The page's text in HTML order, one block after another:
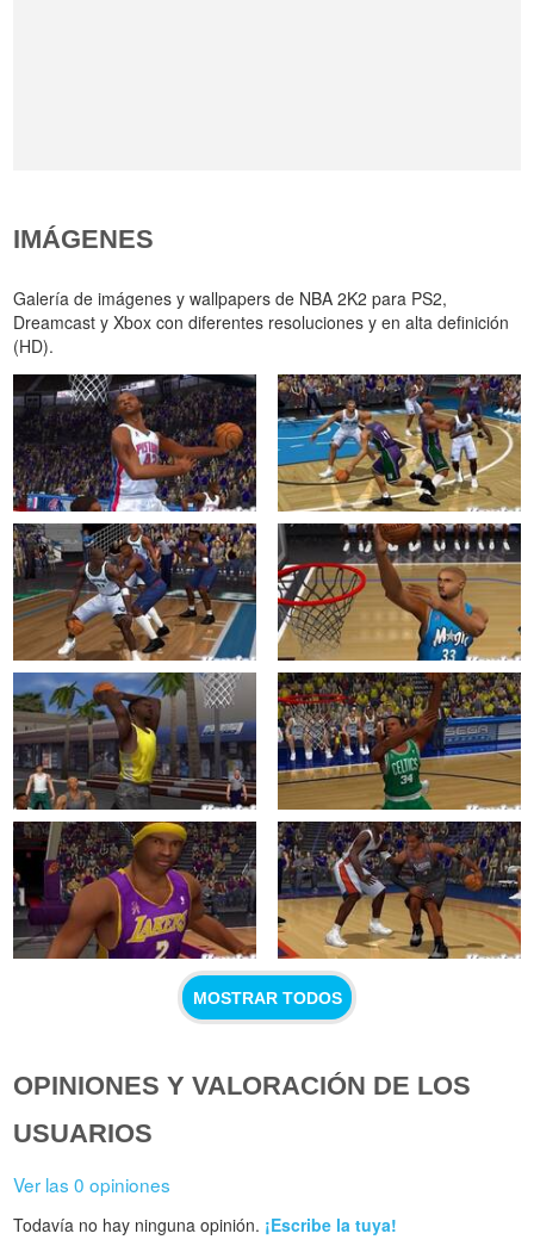
IMÁGENES
Galería de imágenes y wallpapers de NBA 2K2 para PS2,
Dreamcast y Xbox con diferentes resoluciones y en alta definición
(HD).
MOSTRAR TODOS
OPINIONES Y VALORACIÓN DE LOS
USUARIOS
Ver las 0 opiniones
Todavía no hay ninguna opinión. ¡Escribe la tuya!